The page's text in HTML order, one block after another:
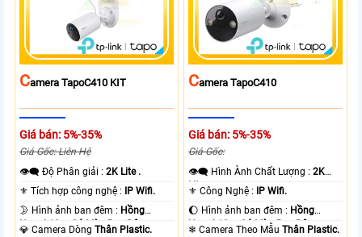
CAmera TapoC410 KIT
Giá bán: 5%-35%
Giá Gốc: Liên Hệ
👁️‍🗨 Độ Phân giải :2K Lite .
⚜️ Tích hợp công nghệ : IP Wifi.
🌛 Hình ảnh ban đêm : Hồng
Ngoại 10m Có Màu Ban Ðêm.
💎 Camera DòngThân Plastic.
CAmera TapoC410
Giá bán: 5%-35%
Giá Gốc:
👁️‍🗨 Hình Ành Chất Lượng :2K
Lite .
⚜️ Công Nghệ : IP Wifi.
🌔 Hình ảnh ban đêm : Hồng
Ngoại 10m Có Màu Ban Ðêm.
❄ Camera Theo MẫuThân Plastic.